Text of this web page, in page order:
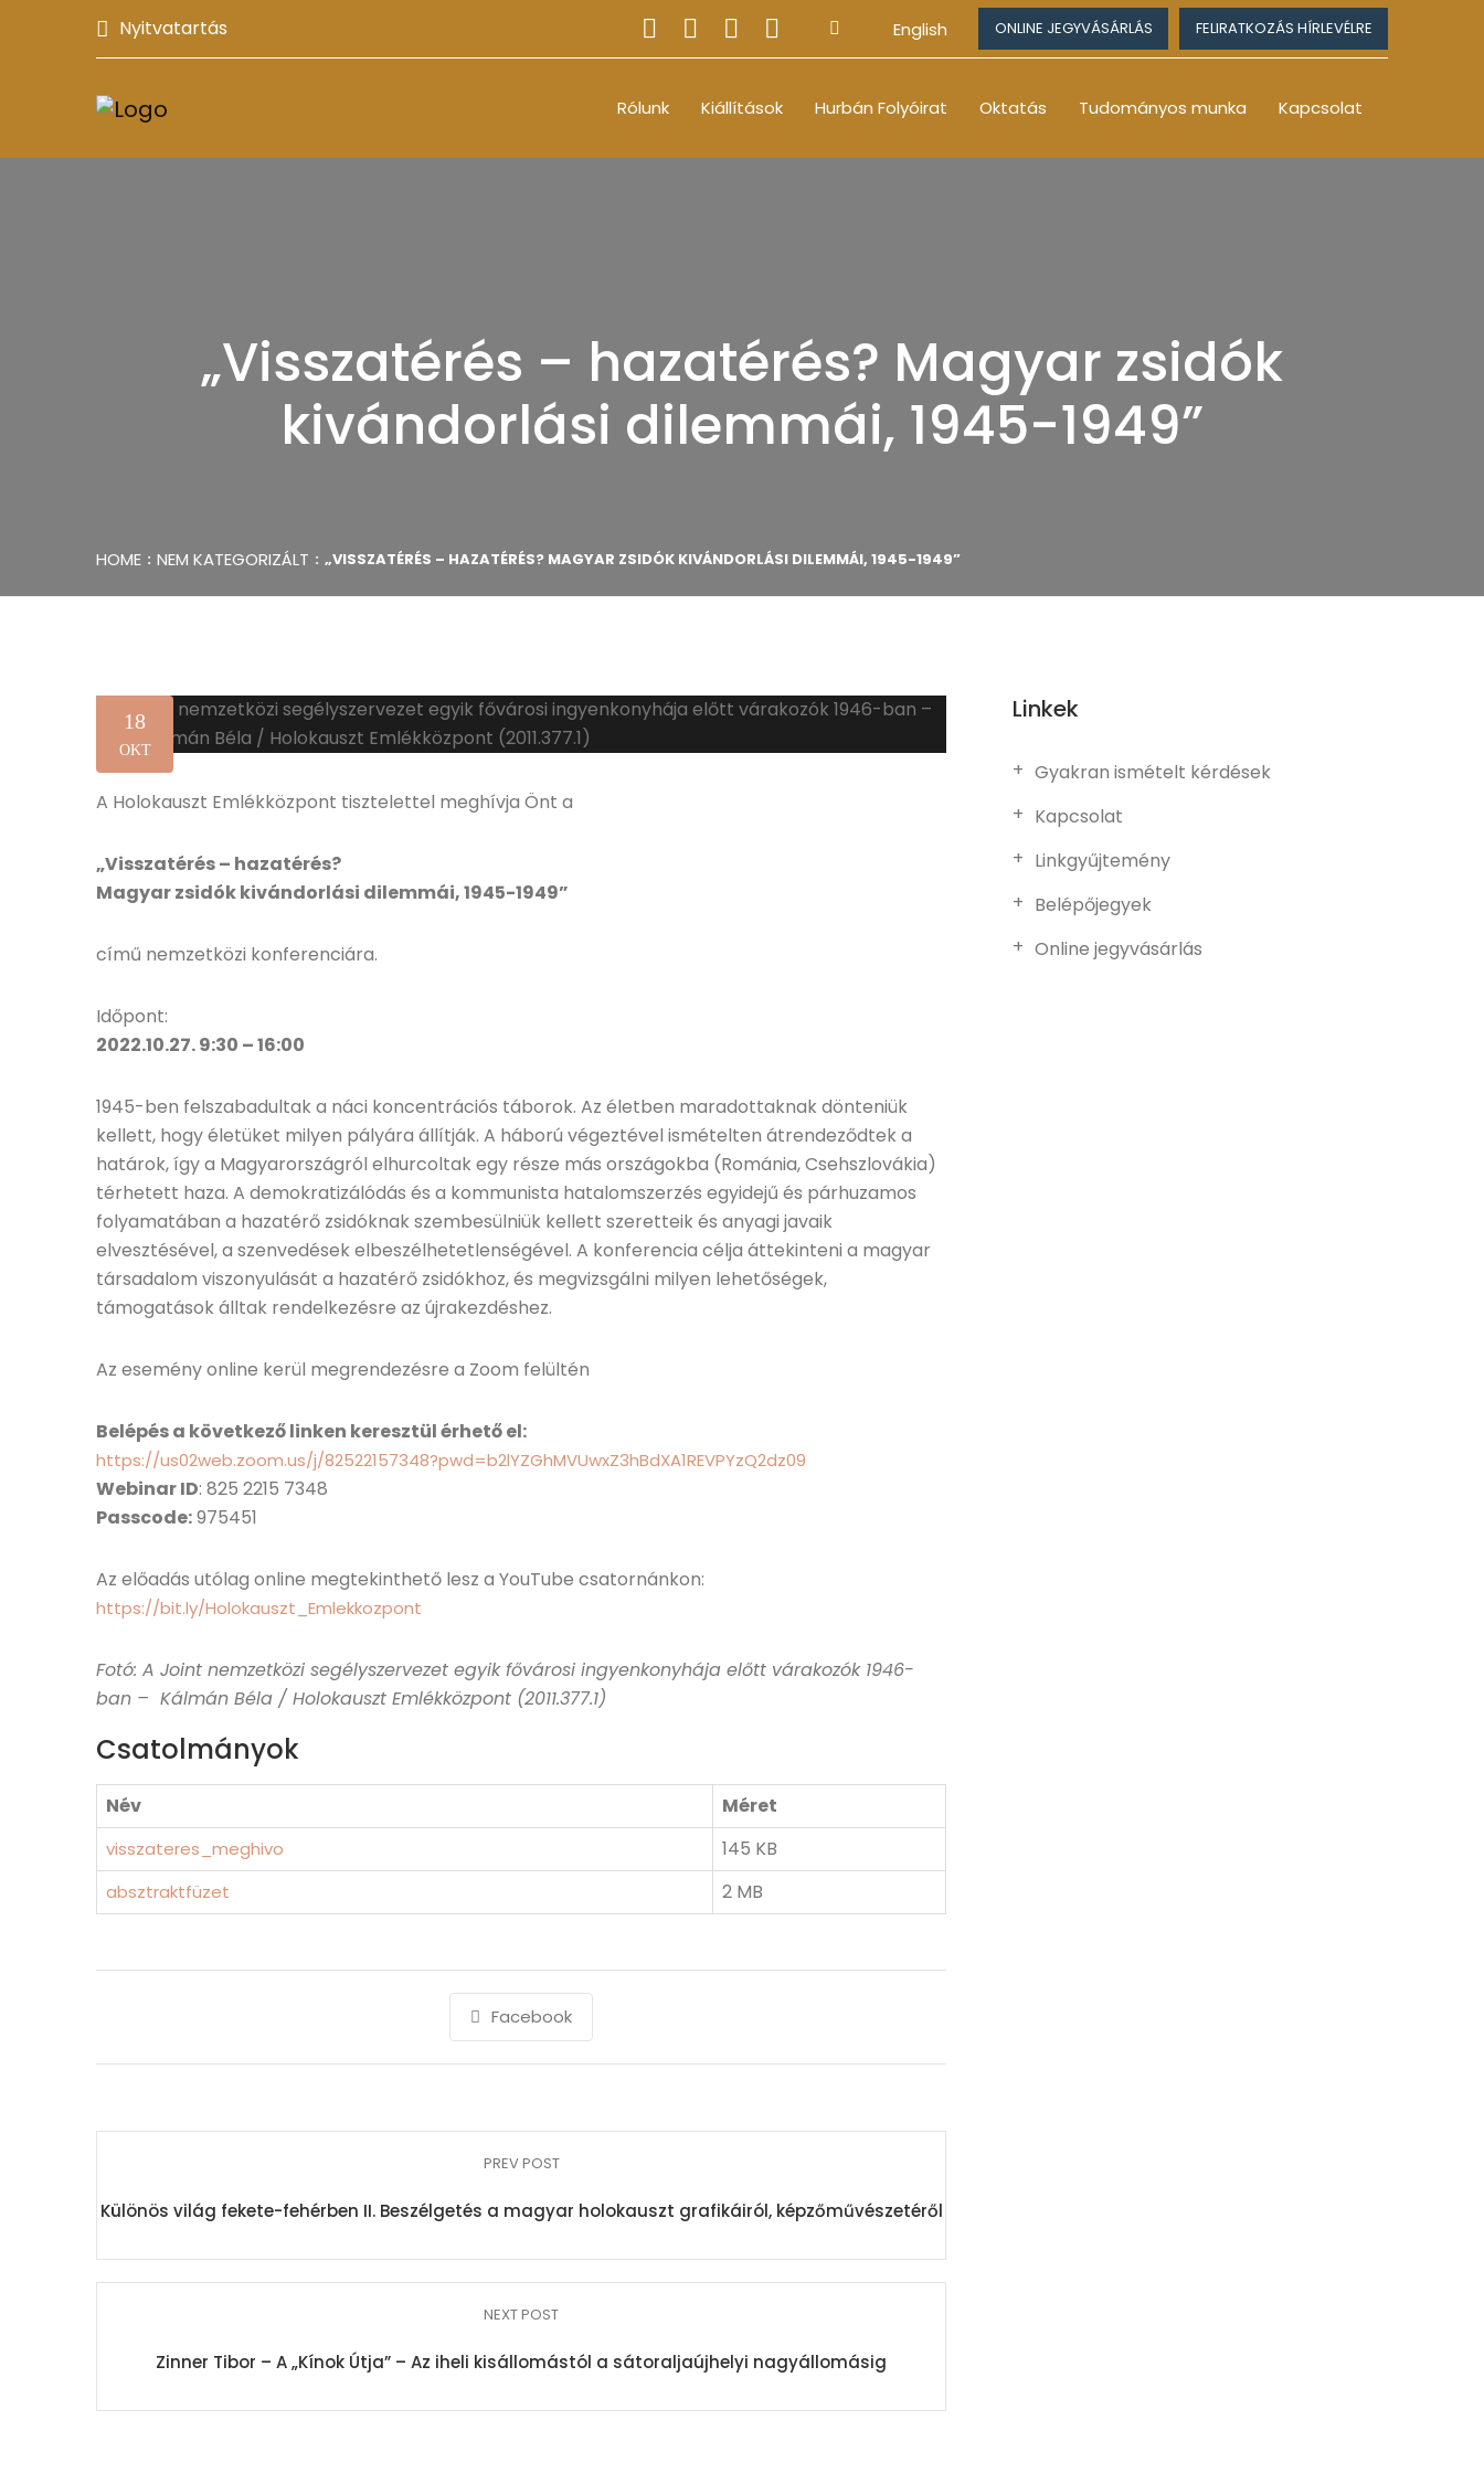
Nyitvatartás English ONLINE JEGYVÁSÁRLÁS FELIRATKOZÁS HÍRLEVÉLRE
Rólunk Kiállítások Hurbán Folyóirat Oktatás Tudományos munka Kapcsolat
„Visszatérés – hazatérés? Magyar zsidók
kivándorlási dilemmái, 1945-1949”
HOME NEM KATEGORIZÁLT „VISSZATÉRÉS – HAZATÉRÉS? MAGYAR ZSIDÓK KIVÁNDORLÁSI DILEMMÁI, 1945-1949”
18
OKT
A Holokauszt Emlékközpont tisztelettel meghívja Önt a
„Visszatérés – hazatérés?
Magyar zsidók kivándorlási dilemmái, 1945-1949”
című nemzetközi konferenciára.
Időpont:
2022.10.27. 9:30 – 16:00
1945-ben felszabadultak a náci koncentrációs táborok. Az életben maradottaknak dönteniük
kellett, hogy életüket milyen pályára állítják. A háború végeztével ismételten átrendeződtek a
határok, így a Magyarországról elhurcoltak egy része más országokba (Románia, Csehszlovákia)
térhetett haza. A demokratizálódás és a kommunista hatalomszerzés egyidejű és párhuzamos
folyamatában a hazatérő zsidóknak szembesülniük kellett szeretteik és anyagi javaik
elvesztésével, a szenvedések elbeszélhetetlenségével. A konferencia célja áttekinteni a magyar
társadalom viszonyulását a hazatérő zsidókhoz, és megvizsgálni milyen lehetőségek,
támogatások álltak rendelkezésre az újrakezdéshez.
Az esemény online kerül megrendezésre a Zoom felültén
Belépés a következő linken keresztül érhető el:
https://us02web.zoom.us/j/82522157348?pwd=b2lYZGhMVUwxZ3hBdXA1REVPYzQ2dz09
Webinar ID: 825 2215 7348
Passcode:975451
Az előadás utólag online megtekinthető lesz a YouTube csatornánkon:
https://bit.ly/Holokauszt_Emlekkozpont
Fotó: A Joint nemzetközi segélyszervezet egyik fővárosi ingyenkonyhája előtt várakozók 1946-
ban – Kálmán Béla / Holokauszt Emlékközpont (2011.377.1)
Csatolmányok
Név Méret
visszateres_meghivo 145 KB
absztraktfüzet 2 MB
Facebook
PREV POST
Különös világ fekete-fehérben II. Beszélgetés a magyar holokauszt grafikáiról, képzőművészetéről
NEXT POST
Zinner Tibor – A „Kínok Útja” – Az iheli kisállomástól a sátoraljaújhelyi nagyállomásig
Linkek
Gyakran ismételt kérdések
Kapcsolat
Linkgyűjtemény
Belépőjegyek
Online jegyvásárlás